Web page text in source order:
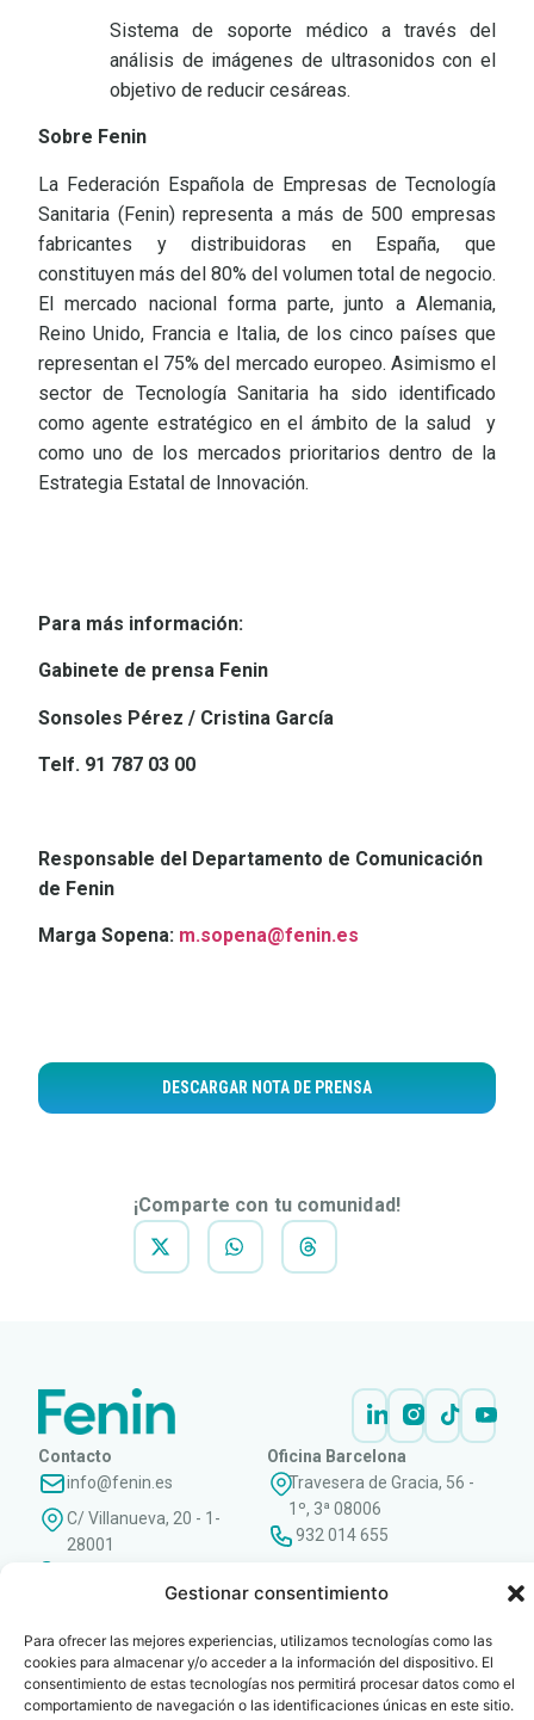
Gestionar consentimiento
Para ofrecer las mejores experiencias, utilizamos tecnologías como las
cookies para almacenar y/o acceder a la información del dispositivo. El
consentimiento de estas tecnologías nos permitirá procesar datos como el
comportamiento de navegación o las identificaciones únicas en este sitio.
Sistema de soporte médico a través del
análisis de imágenes de ultrasonidos con el
objetivo de reducir cesáreas.
Sobre Fenin
La Federación Española de Empresas de Tecnología
Sanitaria (Fenin) representa a más de 500 empresas
fabricantes y distribuidoras en España, que
constituyen más del 80% del volumen total de negocio.
El mercado nacional forma parte, junto a Alemania,
Reino Unido, Francia e Italia, de los cinco países que
representan el 75% del mercado europeo. Asimismo el
sector de Tecnología Sanitaria ha sido identificado
como agente estratégico en el ámbito de la salud y
como uno de los mercados prioritarios dentro de la
Estrategia Estatal de Innovación.
Para más información:
Gabinete de prensa Fenin
Sonsoles Pérez / Cristina García
Telf. 91 787 03 00
Responsable del Departamento de Comunicación
de Fenin
Marga Sopena: m.sopena@fenin.es
DESCARGAR NOTA DE PRENSA
¡Comparte con tu comunidad!
Contacto
info@fenin.es
C/ Villanueva, 20 - 1-
28001
Oficina Barcelona
Travesera de Gracia, 56 -
1º, 3ª 08006
932 014 655
Copyright © 2025 FENIN |
Todos los derechos
reservados
Política
privacidad
Cookies
AvisoSIIF(Canal
denuncias)